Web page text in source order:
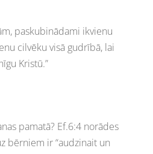
paskubinādami ikvienu
cilvēku visā gudrībā, lai
Kristū.”
pamatā? Ef.6:4 norādes
bērniem ir “audzinait un